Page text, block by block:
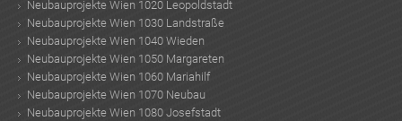
Neubauprojekte Wien 1020 Leopoldstadt
Neubauprojekte Wien 1030 Landstraße
Neubauprojekte Wien 1040 Wieden
Neubauprojekte Wien 1050 Margareten
Neubauprojekte Wien 1060 Mariahilf
Neubauprojekte Wien 1070 Neubau
Neubauprojekte Wien 1080 Josefstadt